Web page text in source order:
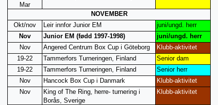
Mar
NOVEMBER
Okt/nov
Leir innfor Junior EM
juni/ungd. herr
Nov
Junior EM (fødd 1997-1998)
juni/ungd. herr
Nov
Angered Centrum Box Cup i Göteborg
Klubb-aktivitet
19-22
Tammerfors Turneringen, Finland
Senior dam
19-22
Tammerfors Turneringen, Finland
Senior herr
Nov
Hancock Box Cup i Danmark
Klubb-aktivitet
Nov
King of The Ring, herre- turnering i
Borås, Sverige
Klubb-aktivitet